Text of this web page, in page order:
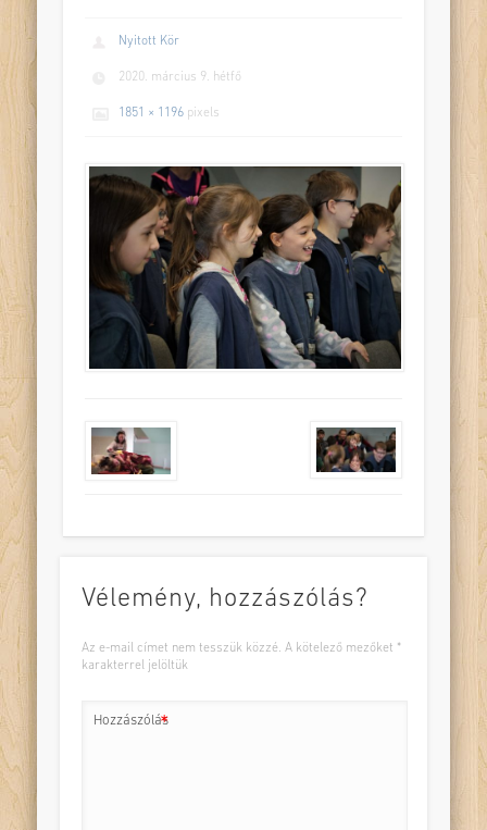
Nyitott Kör
2020. március 9. hétfő
1851 × 1196 pixels
Vélemény, hozzászólás?
Az e-mail címet nem tesszük közzé. A kötelező mezőket *
karakterrel jelöltük
Hozzászólás
*